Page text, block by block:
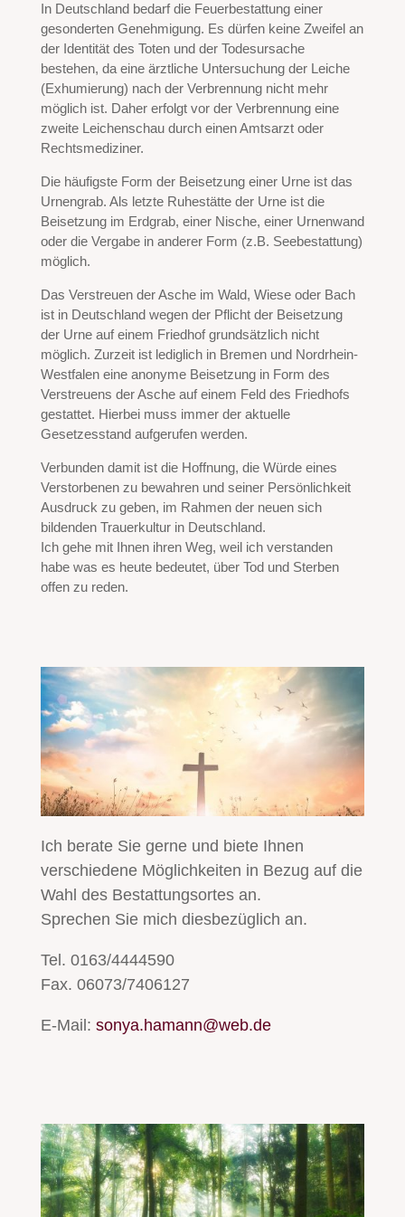
In Deutschland bedarf die Feuerbestattung einer
gesonderten Genehmigung. Es dürfen keine Zweifel an
der Identität des Toten und der Todesursache
bestehen, da eine ärztliche Untersuchung der Leiche
(Exhumierung) nach der Verbrennung nicht mehr
möglich ist. Daher erfolgt vor der Verbrennung eine
zweite Leichenschau durch einen Amtsarzt oder
Rechtsmediziner.
Die häufigste Form der Beisetzung einer Urne ist das
Urnengrab. Als letzte Ruhestätte der Urne ist die
Beisetzung im Erdgrab, einer Nische, einer Urnenwand
oder die Vergabe in anderer Form (z.B. Seebestattung)
möglich.
Das Verstreuen der Asche im Wald, Wiese oder Bach
ist in Deutschland wegen der Pflicht der Beisetzung
der Urne auf einem Friedhof grundsätzlich nicht
möglich. Zurzeit ist lediglich in Bremen und Nordrhein-
Westfalen eine anonyme Beisetzung in Form des
Verstreuens der Asche auf einem Feld des Friedhofs
gestattet. Hierbei muss immer der aktuelle
Gesetzesstand aufgerufen werden.
Verbunden damit ist die Hoffnung, die Würde eines
Verstorbenen zu bewahren und seiner Persönlichkeit
Ausdruck zu geben, im Rahmen der neuen sich
bildenden Trauerkultur in Deutschland.
Ich gehe mit Ihnen ihren Weg, weil ich verstanden
habe was es heute bedeutet, über Tod und Sterben
offen zu reden.
Ich berate Sie gerne und biete Ihnen
verschiedene Möglichkeiten in Bezug auf die
Wahl des Bestattungsortes an.
Sprechen Sie mich diesbezüglich an.
Tel. 0163/4444590
Fax. 06073/7406127
E-Mail: sonya.hamann@web.de